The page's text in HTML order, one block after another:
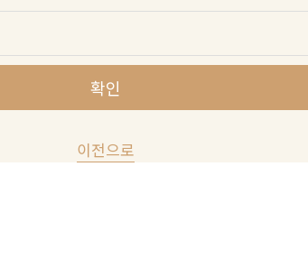
확인
이전으로